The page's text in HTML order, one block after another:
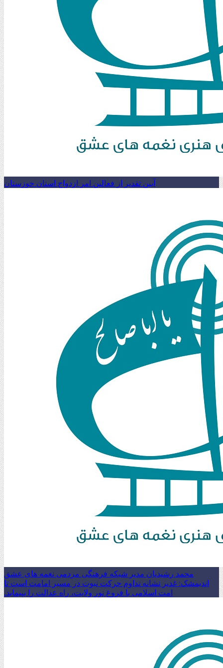
آیین تقدیر از فعالین امر ازدواج استان خوزستان
محمد رشیدیان مدیر شبکه فرهنگی مردمی نغمه های عشق
اندیمشک: غدیر نشانه تداوم حرکت نبوت در مسیر امامت است تا
امت اسلامی با فروغ نور ولایت، راه عدالت را بپیماید.